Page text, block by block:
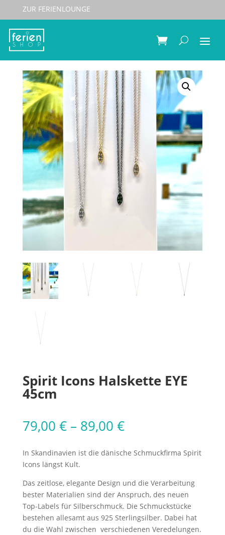
ZUR FERIENLOUNGE
Start/
EYE 45cm
Spirit Icons Halskette EYE
45cm
79,00 €– 89,00 €
In Skandinavien ist die dänische Schmuckfirma Spirit
Icons längst Kult.
Das zeitlose, elegante Design und die Verarbeitung
bester Materialien sind der Anspruch, des neuen
Top-Labels für Silberschmuck. Die Schmuckstücke
bestehen allesamt aus 925 Sterlingsilber. Dabei hat
du die Wahl zwischen verschiedenen Veredelungen.